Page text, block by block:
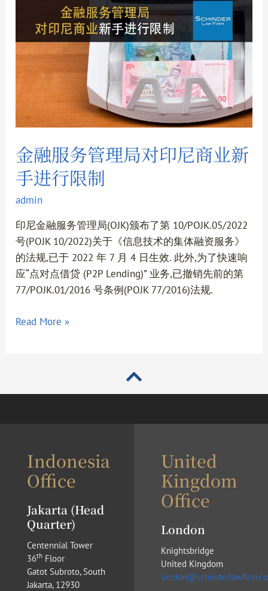
金融服务管理局对印尼商业新
手进行限制
admin
印尼金融服务管理局(OJK)颁布了第 10/POJK.05/2022
号(POJK 10/2022)关于《信息技术的集体融资服务》
的法规,已于 2022 年 7 月 4 日生效. 此外,为了快速响
应“点对点借贷 (P2P Lending)” 业务,已撤销先前的第
77/POJK.01/2016 号条例(POJK 77/2016)法规.
对
印
尼
进
行
限
制
Read More »
Indonesia
Office
Jakarta (Head
Quarter)
Centennial Tower
36th Floor
Gatot Subroto, South
Jakarta, 12930
United
Kingdom
Office
London
Knightsbridge
United Kingdom